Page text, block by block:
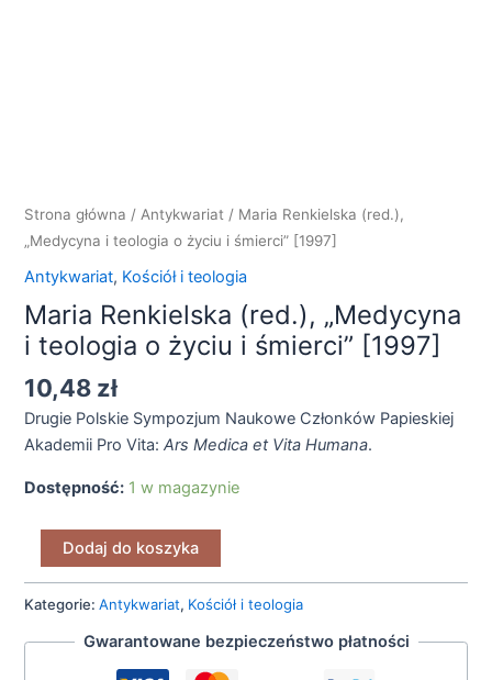
Strona główna / Antykwariat / Maria Renkielska (red.),
„Medycyna i teologia o życiu i śmierci” [1997]
Antykwariat, Kościół i teologia
Maria Renkielska (red.), „Medycyna
i teologia o życiu i śmierci” [1997]
10,48 zł
Drugie Polskie Sympozjum Naukowe Członków Papieskiej
Akademii Pro Vita:Ars Medica et Vita Humana.
Dostępność: 1 w magazynie
[1997]
Dodaj do koszyka
Kategorie:Antykwariat, Kościół i teologia
Gwarantowane bezpieczeństwo płatności